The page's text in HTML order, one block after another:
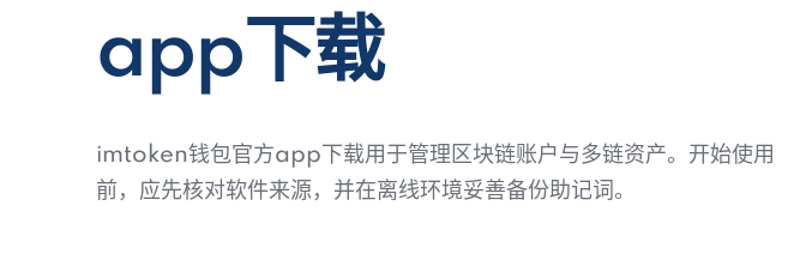
app下载
imtoken钱包官方app下载用于管理区块链账户与多链资产。开始使用
前，应先核对软件来源，并在离线环境妥善备份助记词。